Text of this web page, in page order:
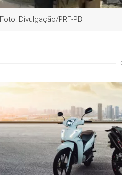
Foto: Divulgação/PRF-PB